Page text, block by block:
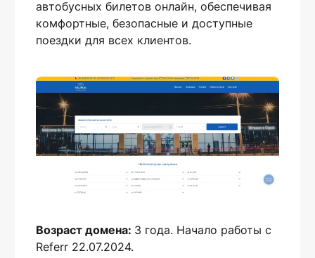
автобусных билетов онлайн, обеспечивая
комфортные, безопасные и доступные
поездки для всех клиентов.
Возраст домена: 3 года. Начало работы с
Referr 22.07.2024.